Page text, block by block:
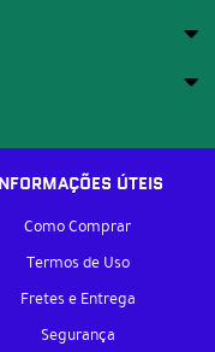
ÚTEIS
Como Comprar
Termos de Uso
Fretes e Entrega
Segurança